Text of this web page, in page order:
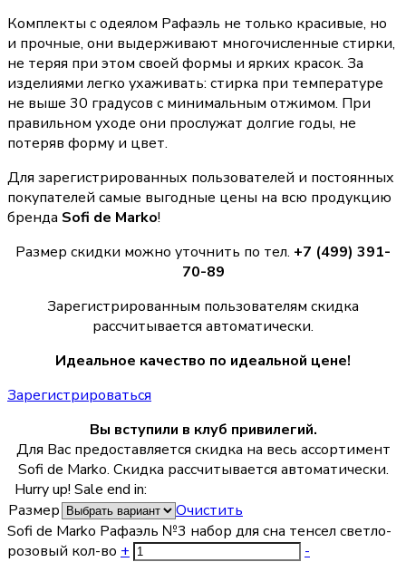
Комплекты с одеялом Рафаэль не только красивые, но
и прочные, они выдерживают многочисленные стирки,
не теряя при этом своей формы и ярких красок. За
изделиями легко ухаживать: стирка при температуре
не выше 30 градусов с минимальным отжимом. При
правильном уходе они прослужат долгие годы, не
потеряв форму и цвет.
Для зарегистрированных пользователей и постоянных
покупателей самые выгодные цены на всю продукцию
бренда Sofi de Marko!
Размер скидки можно уточнить по тел. +7 (499) 391-
70-89
Зарегистрированным пользователям скидка
рассчитывается автоматически.
Идеальное качество по идеальной цене!
Зарегистрироваться
Вы вступили в клуб привилегий.
Для Вас предоставляется скидка на весь ассортимент
Sofi de Marko. Скидка рассчитывается автоматически.
Hurry up! Sale end in:
Размер
Очистить
Sofi de Marko Рафаэль №3 набор для сна тенсел светло-
розовый кол-во + -